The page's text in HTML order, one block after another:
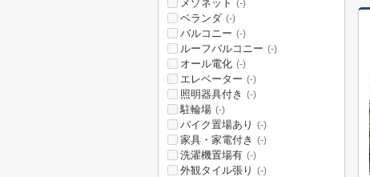
メゾネット (-)
ベランダ (-)
バルコニー (-)
ルーフバルコニー (-)
オール電化 (-)
エレベーター (-)
照明器具付き (-)
駐輪場 (-)
バイク置場あり (-)
家具・家電付き (-)
洗濯機置場有 (-)
外観タイル張り (-)